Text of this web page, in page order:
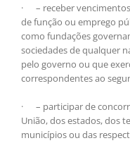
· – receber
de função ou emprego
como fundações
sociedades de qualquer
pelo governo ou que
correspondentes ao
· – participar de
União, dos estados, dos
municípios ou das